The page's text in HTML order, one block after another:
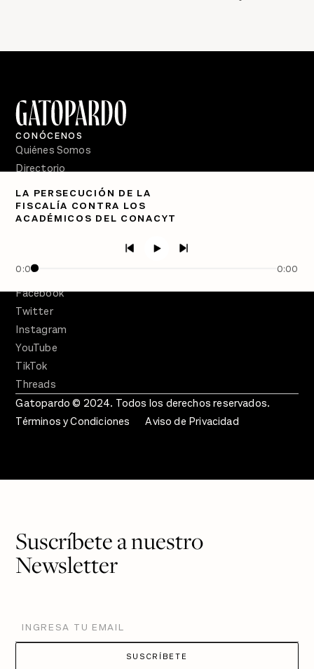
LA PERSECUCIÓN DE LA
FISCALÍA CONTRA LOS
ACADÉMICOS DEL CONACYT
0:00 0:00
CONÓCENOS
Quiénes Somos
Directorio
PÓDCASTS
Semanario Gatopardo
Facebook
Twitter
Instagram
YouTube
TikTok
Threads
Gatopardo © 2024. Todos los derechos reservados.
Términos y Condiciones
Aviso de Privacidad
Suscríbete a nuestro
Newsletter